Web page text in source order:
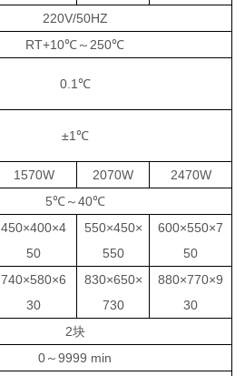
220V/50HZ
RT+10℃～250℃
0.1℃
±1℃
1570W 2070W
2470W
5℃～40℃
450×400×4
50
550×450×
550
600×550×7
50
740×580×6
30
830×650×
730
880×770×9
30
2块
0～9999 min